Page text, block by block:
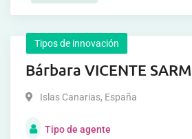
Tipos de innovación
Bárbara VICENTE
Islas Canarias, España
Tipo de agente